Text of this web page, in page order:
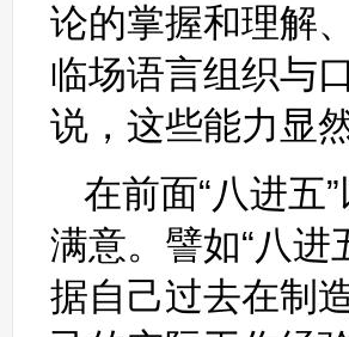
论的掌握和理解
临场语言组织与
说，这些能力显
在前面“八进五
满意。譬如“八进
据自己过去在制